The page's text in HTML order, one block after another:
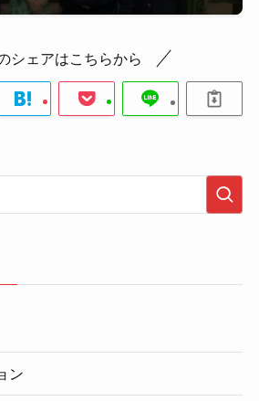
シェアはこちらから
ン